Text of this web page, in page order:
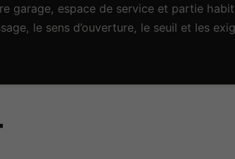
garage, espace de service et partie
le sens d’ouverture, le seuil et les